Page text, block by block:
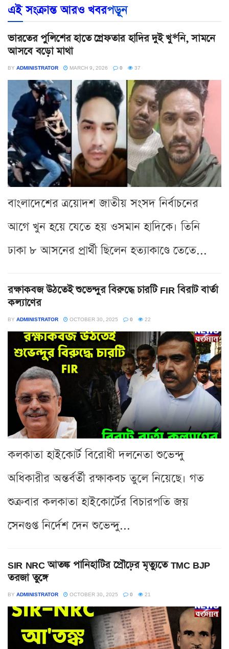
এই সংক্রান্ত আরও খবরপড়ূন
ভারতের পুলিশের হাতে গ্রেফতার হাদির দুই খু*নি, সামনে
আসবে বড়ো মাথা
BY ADMINISTRATOR MARCH 9, 2026 0 37
বাংলাদেশের ত্রয়োদশ জাতীয় সংসদ নির্বাচনের
আগে খুন হয়ে যেতে হয় ওসমান হাদিকে। তিনি
ঢাকা ৮ আসনের প্রার্থী ছিলেন হত্যাকাণ্ডে তেতে...
রক্ষাকবজ উঠতেই শুভেন্দুর বিরুদ্ধে চারটি FIR বিরাট বার্তা
কল্যাণের
BY ADMINISTRATOR OCTOBER 30, 2025 0 22
কলকাতা হাইকোর্ট বিরোধী দলনেতা শুভেন্দু
অধিকারীর অন্তর্বর্তী রক্ষাকবচ তুলে নিয়েছে। গত
শুক্রবার কলকাতা হাইকোর্টের বিচারপতি জয়
সেনগুপ্ত নির্দেশ দেন শুভেন্দু...
SIR NRC আতঙ্ক পানিহাটির প্রৌঢ়ের মৃত্যুতে TMC BJP
তরজা তুঙ্গে
BY ADMINISTRATOR OCTOBER 30, 2025 0 21